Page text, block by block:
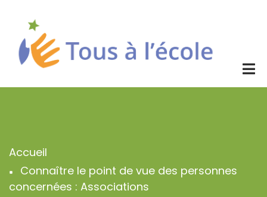
contenu
principal
Fil
d'Ariane
Accueil
Connaître le point de vue des personnes
concernées : Associations